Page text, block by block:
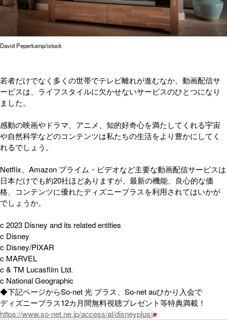
David Peperkamp/istock
若者だけでなく多くの世帯でテレビ離れが進むなか、動画配信サ
ービスは、ライフスタイルに欠かせないサービスのひとつになり
ました。
感動の映画やドラマ、アニメ、知的好奇心を満たしてくれる宇宙
や自然科学などのコンテンツは私たちの生活をより豊かにしてく
れるでしょう。
Netflix、Amazon プライム・ビデオなど主要な動画配信サービスは
日本だけでも約20社ほどありますが、最新の機能、良心的な価
格、コンテンツに優れたディズニープラスを利用されてはいかが
でしょうか。
c 2023 Disney and its related entities
c Disney
c Disney/PIXAR
c MARVEL
c & TM Lucasflim Ltd.
c National Geographic
◆下記ページからSo-net 光 プラス、So-net auひかり入会で
ディズニープラス12カ月間無料視聴プレゼント等特典満載！
https://www.so-net.ne.jp/access/al/disneyplus/